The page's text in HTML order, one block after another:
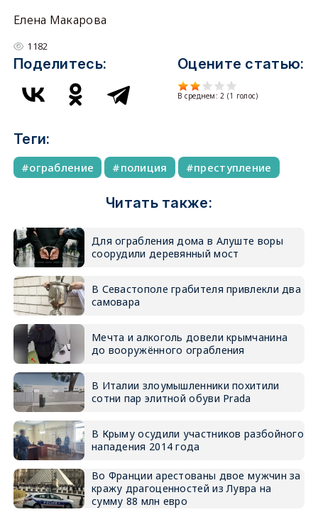
Елена Макарова
1182
Поделитесь: Оцените статью:
В среднем:2 (1 голос)
Теги:
ограбление полиция преступление
Читать также:
Для ограбления дома в Алуште воры
соорудили деревянный мост
В Севастополе грабителя привлекли два
самовара
Мечта и алкоголь довели крымчанина
до вооружённого ограбления
В Италии злоумышленники похитили
сотни пар элитной обуви Prada
В Крыму осудили участников разбойного
нападения 2014 года
Во Франции арестованы двое мужчин за
кражу драгоценностей из Лувра на
сумму 88 млн евро